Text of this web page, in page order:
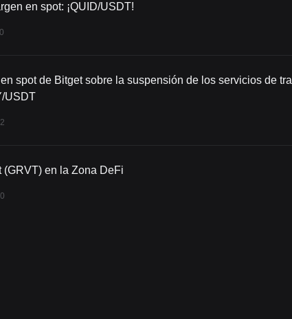
en spot: ¡QUID/USDT!
spot de Bitget sobre la suspensión de los servicios de
USDT
(GRVT) en la Zona DeFi